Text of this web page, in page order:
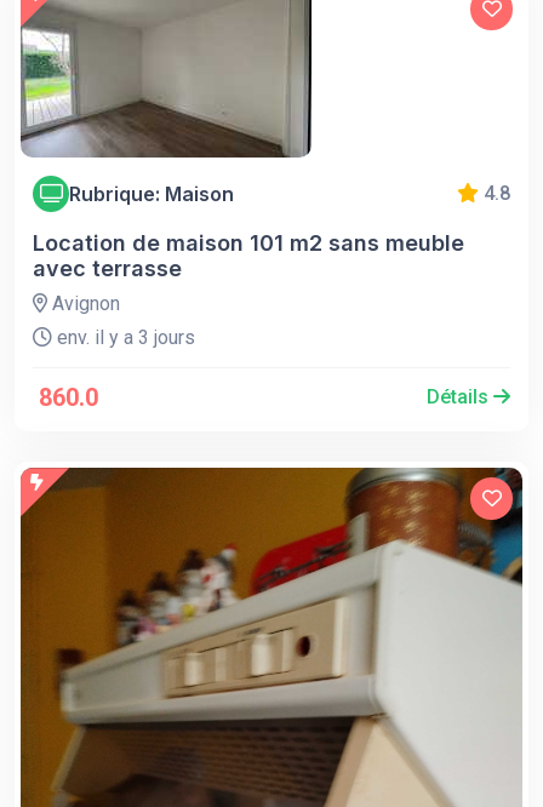
Rubrique: Maison 4.8
Location de maison 101 m2 sans meuble
avec terrasse
Avignon
env. il y a 3 jours
860.0 Détails